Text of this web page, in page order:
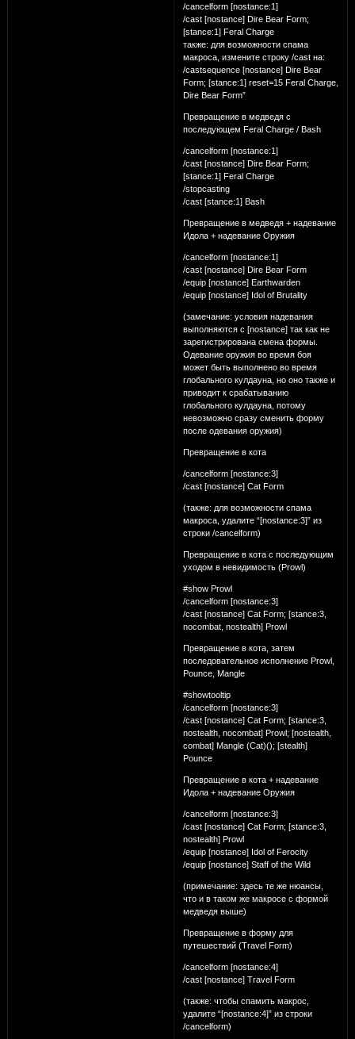
/cancelform [nostance:1]
/cast [nostance] Dire Bear Form;
[stance:1] Feral Charge
также: для возможности спама
макроса, измените строку /cast на:
/castsequence [nostance] Dire Bear
Form; [stance:1] reset=15 Feral Charge,
Dire Bear Form”
Превращение в медведя с
последующем Feral Charge / Bash
/cancelform [nostance:1]
/cast [nostance] Dire Bear Form;
[stance:1] Feral Charge
/stopcasting
/cast [stance:1] Bash
Превращение в медведя + надевание
Идола + надевание Оружия
/cancelform [nostance:1]
/cast [nostance] Dire Bear Form
/equip [nostance] Earthwarden
/equip [nostance] Idol of Brutality
(замечание: условия надевания
выполняются с [nostance] так как не
зарегистрирована смена формы.
Одевание оружия во время боя
может быть выполнено во время
глобального кулдауна, но оно также и
приводит к срабатыванию
глобального кулдауна, потому
невозможно сразу сменить форму
после одевания оружия)
Превращение в кота
/cancelform [nostance:3]
/cast [nostance] Cat Form
(также: для возможности спама
макроса, удалите “[nostance:3]” из
строки /cancelform)
Превращение в кота с последующим
уходом в невидимость (Prowl)
#show Prowl
/cancelform [nostance:3]
/cast [nostance] Cat Form; [stance:3,
nocombat, nostealth] Prowl
Превращение в кота, затем
последовательное исполнение Prowl,
Pounce, Mangle
#showtooltip
/cancelform [nostance:3]
/cast [nostance] Cat Form; [stance:3,
nostealth, nocombat] Prowl; [nostealth,
combat] Mangle (Cat)(); [stealth]
Pounce
Превращение в кота + надевание
Идола + надевание Оружия
/cancelform [nostance:3]
/cast [nostance] Cat Form; [stance:3,
nostealth] Prowl
/equip [nostance] Idol of Ferocity
/equip [nostance] Staff of the Wild
(примечание: здесь те же нюансы,
что и в таком же макросе с формой
медведя выше)
Превращение в форму для
путешествий (Travel Form)
/cancelform [nostance:4]
/cast [nostance] Travel Form
(также: чтобы спамить макрос,
удалите “[nostance:4]” из строки
/cancelform)